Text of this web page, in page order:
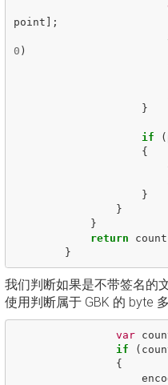
point ];
0 )
}
if (
{
}
}
}
return
count
}
我们判断如果是不带签名的
使用判断属于 GBK 的 byte
var
if
(
{